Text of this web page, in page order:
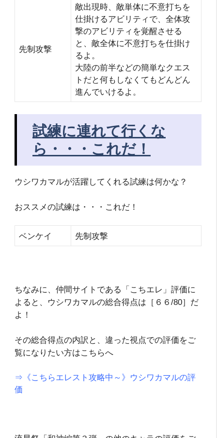
先制攻撃
敵出現時、敵単体に不意打ちを
仕掛けるアビリティで、全体攻
撃のアビリティを覚醒させる
と、敵全体に不意打ちを仕掛け
るよ。
大陸の前半などの簡単なクエス
トだと何もしなくてもどんどん
進んでいけるよ。
試練に連れて行くな
ら・・・これだ！
ウシワカマルが活躍してくれる試練は何かな？
おススメの試練は・・・これだ！
ベンケイ 先制攻撃
ちなみに、仲間サイトである「こちエレ」評価に
よると、ウシワカマルの総合得点は［６６/80］だ
よ！
その総合得点の内訳と、違った視点での評価をご
覧になりたい方はこちらへ
⇒《こちらエレスト攻略中～》ウシワカマルの評
価